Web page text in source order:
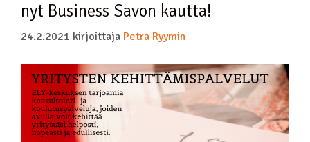
nyt Business Savon kautta!
24.2.2021 kirjoittaja Petra Ryymin